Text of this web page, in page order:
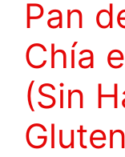
Pan
Chía
(Sin